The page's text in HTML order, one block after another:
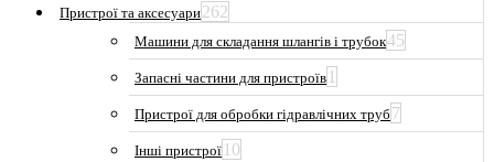
Пристрої та аксесуари262
Машини для складання шлангів і трубок45
Запасні частини для пристроїв 1
Пристрої для обробки гідравлічних труб 7
Інші пристрої 10